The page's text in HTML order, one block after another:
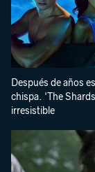
Después de años
chispa. 'The
irresistible